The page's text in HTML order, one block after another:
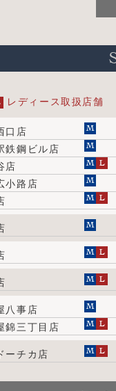
レディース取扱店舗
口店
鉄鋼ビル店
店
小路店
八事店
錦三丁目店
ーチカ店